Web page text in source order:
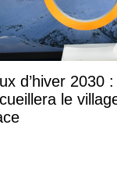
d’hiver 2030
le